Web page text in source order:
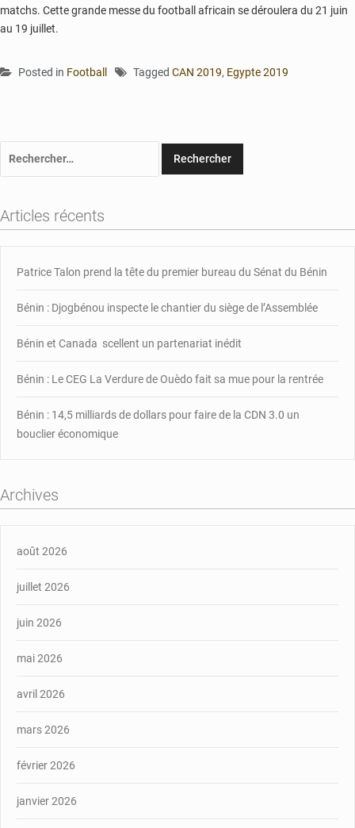
matchs. Cette grande messe du football africain se déroulera du 21 juin
au 19 juillet.
Posted in Football Tagged CAN 2019, Egypte 2019
Articles récents
Patrice Talon prend la tête du premier bureau du Sénat du Bénin
Bénin : Djogbénou inspecte le chantier du siège de l’Assemblée
Bénin et Canada scellent un partenariat inédit
Bénin : Le CEG La Verdure de Ouèdo fait sa mue pour la rentrée
Bénin : 14,5 milliards de dollars pour faire de la CDN 3.0 un
bouclier économique
Archives
août 2026
juillet 2026
juin 2026
mai 2026
avril 2026
mars 2026
février 2026
janvier 2026